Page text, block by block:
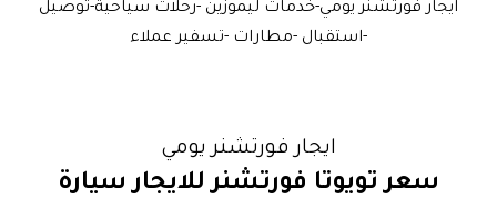
ايجار فورتشنر يومي-خدمات ليموزين -رحلات سياحية-توصيل
-استقبال -مطارات -تسفير عملاء
ايجار فورتشنر يومي
سعر تويوتا فورتشنر للايجار سيارة